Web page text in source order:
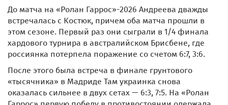
До матча на «Ролан Гаррос»-2026 Андреева дважды
встречалась с Костюк, причем оба матча прошли в
этом сезоне. Первый раз они сыграли в 1/4 финала
хардового турнира в австралийском Брисбене, где
россиянка потерпела поражение со счетом 6:7, 3:6.
После этого была встреча в финале грунтового
«тысячника» в Мадриде Там украинка снова
оказалась сильнее в двух сетах — 6:3, 7:5. На «Ролан